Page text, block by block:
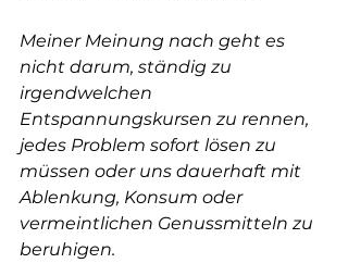
Meiner Meinung nach geht es
nicht darum, ständig zu
irgendwelchen
Entspannungskursen zu rennen,
jedes Problem sofort lösen zu
müssen oder uns dauerhaft mit
Ablenkung, Konsum oder
vermeintlichen Genussmitteln zu
beruhigen.